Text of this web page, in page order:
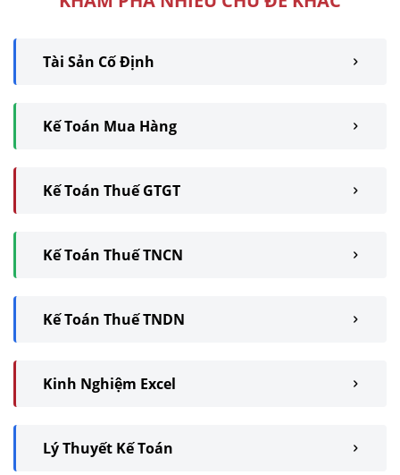
Tài Sản Cố Định
Kế Toán Mua Hàng
Kế Toán Thuế GTGT
Kế Toán Thuế TNCN
Kế Toán Thuế TNDN
Kinh Nghiệm Excel
Lý Thuyết Kế Toán